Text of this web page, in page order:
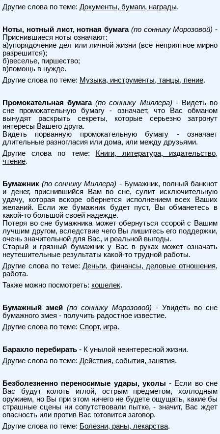
Другие слова по теме: Документы, бумаги, награды.
Ноты, нотный лист, нотная бумага (по соннику Морозовой) -
Приснившиеся ноты означают:
а)упорядочение дел или личной жизни (все неприятное мирно
разрешится);
б)веселье, пиршество;
в)помощь в нужде.
Другие слова по теме: Музыка, инструменты, танцы, пение.
Промокательная бумага (по соннику Миллера) - Видеть во
сне промокательную бумагу - означает, что Вас обманом
вынудят раскрыть секреты, которые серьезно затронут
интересы Вашего друга.
Видеть порванную промокательную бумагу - означает
длительные разногласия или дома, или между друзьями.
Другие слова по теме:
Книги, литература, издательство,
чтение.
Бумажник (по соннику Миллера) - Бумажник, полный банкнот
и денег, приснившийся Вам во сне, сулит исключительную
удачу, которая вскоре обернется исполнением всех Ваших
желаний. Если же бумажник будет пуст, Вы обманетесь в
какой-то большой своей надежде.
Потеря во сне бумажника может обернуться ссорой с Вашим
лучшим другом, вследствие чего Вы лишитесь его поддержки,
очень значительной для Вас, и реальной выгоды.
Старый и грязный бумажник у Вас в руках может означать
неутешительные результаты какой-то трудной работы.
Другие слова по теме:Деньги, финансы, деловые отношения,
работа.
Также можно посмотреть: кошелек.
Бумажный змей (по соннику Морозовой) - Увидеть во сне
бумажного змея - получить радостное известие.
Другие слова по теме: Спорт, игра.
Барахло перебирать - К унылой неинтересной жизни.
Другие слова по теме: Действия, события, занятия.
Безболезненно переносимые удары, уколы - Если во сне
Вас будут колоть иглой, острым предметом, холлодным
оружием, но Вы при этом ничего не будете ощущать, какие бы
страшные сцены ни сопутствовали пытке, - значит, Вас ждет
опасность или против Вас готовится заговор.
Другие слова по теме: Болезни, раны, лекарства.